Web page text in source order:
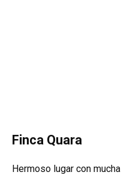
Finca Quara
Hermoso lugar con